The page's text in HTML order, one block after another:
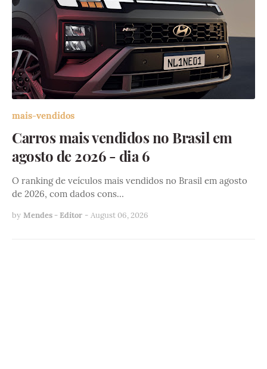
mais-vendidos
Carros mais vendidos no Brasil em
agosto de 2026 - dia 6
O ranking de veículos mais vendidos no Brasil em agosto
de 2026, com dados cons…
by Mendes - Editor - August 06, 2026